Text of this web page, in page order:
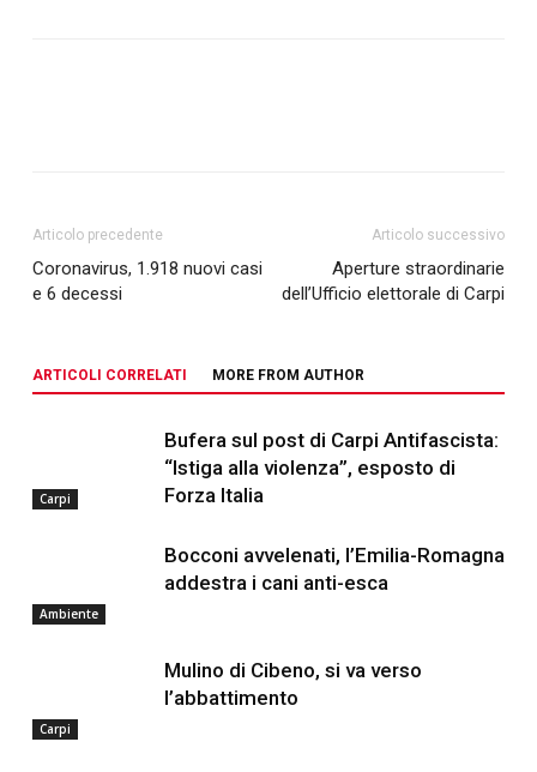
Articolo precedente
Coronavirus, 1.918 nuovi casi
e 6 decessi
Articolo successivo
Aperture straordinarie
dell’Ufficio elettorale di Carpi
ARTICOLI CORRELATI MORE FROM AUTHOR
Carpi
Bufera sul post di Carpi Antifascista:
“Istiga alla violenza”, esposto di
Forza Italia
Ambiente
Bocconi avvelenati, l’Emilia-Romagna
addestra i cani anti-esca
Carpi
Mulino di Cibeno, si va verso
l’abbattimento